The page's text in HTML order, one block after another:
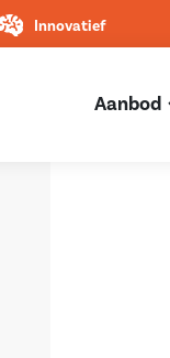
Innovatief
Aanbod